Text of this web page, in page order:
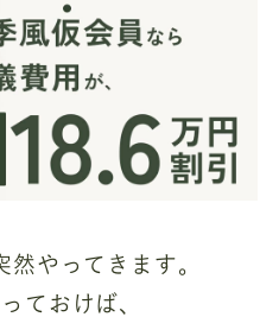
然やってきます。
ておけば、